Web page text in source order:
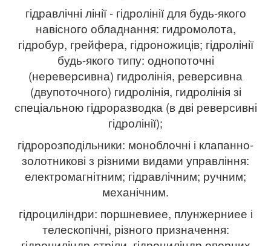
гідравлічні лінії - гідролінії для будь-якого
навісного обладнання: гидромолота,
гідробур, грейфера, гідроножиців; гідролінії
будь-якого типу: однопоточні
(нереверсивна) гидролінія, реверсивна
(двупоточного) гидролінія, гидролінія зі
спеціальною гідроразводка (в дві реверсивні
гідролінії);
гідророзподільники: моноблочні і клапанно-
золотникові з різними видами управління:
електромагнітним; гідравлічним; ручним;
механічним.
гідроциліндри: поршневиее, плунжерниее і
телескопічні, різного призначення: